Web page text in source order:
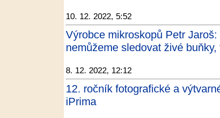
10. 12. 2022, 5:52
Výrobce mikroskopů Petr
nemůžeme sledovat živé
8. 12. 2022, 12:12
12. ročník fotografické a
iPrima